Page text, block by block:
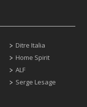
Ditre Italia
Home Spirit
ALF
Serge Lesage